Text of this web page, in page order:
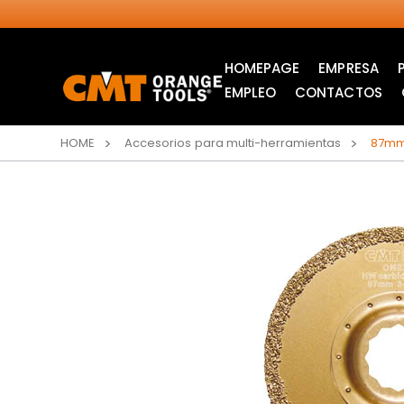
HOMEPAGE EMPRESA
HOJAS DE SIERRA DE
CALAR
EMPLEO
CONTACTOS
HOME Accesorios para multi-herramientas